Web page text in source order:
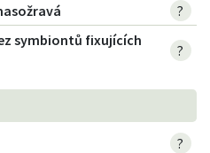
?
symbiontů fixujících
?
?